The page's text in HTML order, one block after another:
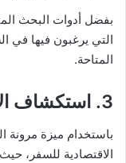
بفضل أدوات البحث
التي يرغبون فيها في
المتاحة.
3. استكشاف الأوقات الاقتصادية
باستخدام ميزة مرونة
الاقتصادية للسفر،